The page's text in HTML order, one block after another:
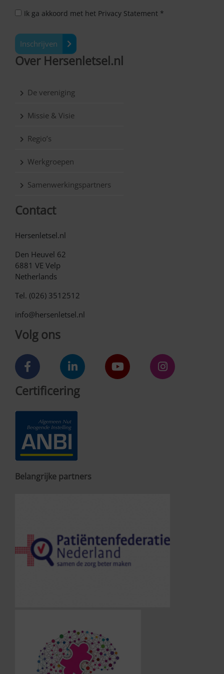
Ik ga akkoord met het Privacy Statement *
Inschrijven
Over Hersenletsel.nl
De vereniging
Missie & Visie
Regio’s
Werkgroepen
Samenwerkingspartners
Contact
Hersenletsel.nl
Den Heuvel 62
6881 VE Velp
Netherlands
Tel. (026) 3512512
info@hersenletsel.nl
Volg ons
Certificering
Belangrijke partners